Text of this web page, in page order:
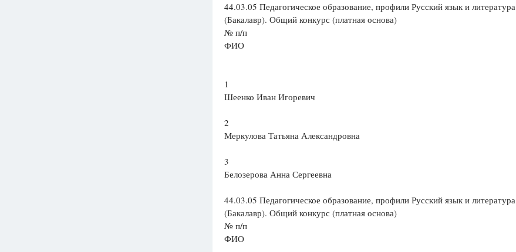
44.03.05 Педагогическое образование, профили Русский язык и литература
(Бакалавр). Общий конкурс (платная основа)
№ п/п
ФИО
1
Шеенко Иван Игоревич
2
Меркулова Татьяна Александровна
3
Белозерова Анна Сергеевна
44.03.05 Педагогическое образование, профили Русский язык и литература
(Бакалавр). Общий конкурс (платная основа)
№ п/п
ФИО